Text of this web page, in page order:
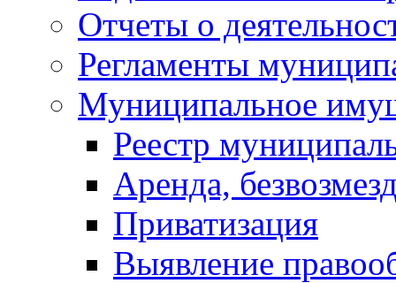
Отчеты о
Регламенты
Муниципальное
Реестр
Аренда,
Приватизация
Выявление